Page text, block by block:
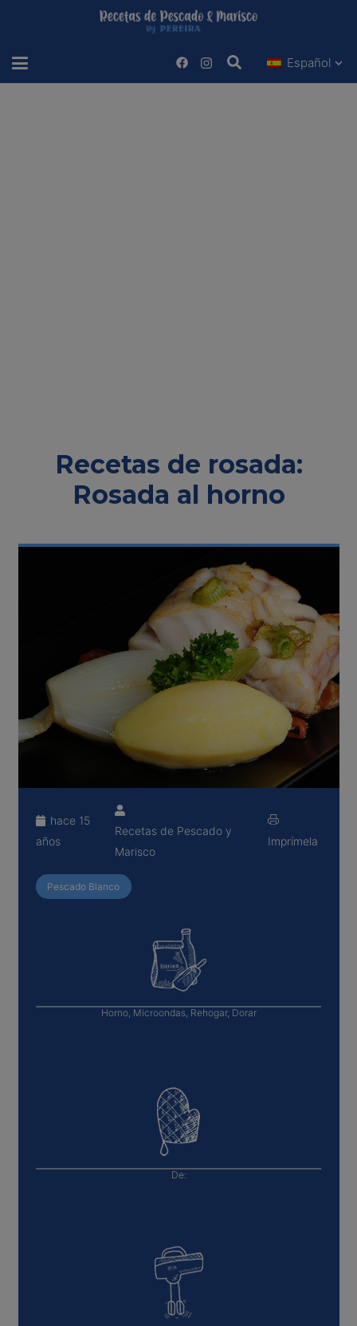
Español
Recetas de rosada:
Rosada al horno
hace 15
años
Recetas de Pescado y
Marisco
Imprímela
Pescado Blanco
Horno, Microondas, Rehogar, Dorar
De: